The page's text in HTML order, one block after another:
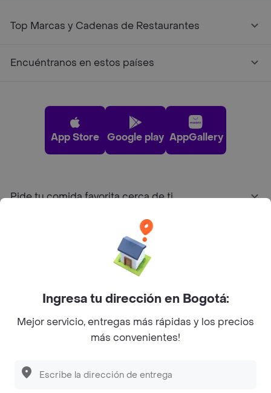
Top Marcas y Cadenas de Restaurantes
Encuéntranos en estos países
App Store Google play AppGallery
Pide tu comida favorita cerca de ti
Sobre Rappi
Facebook
Twitter
Instagram
©2026Rappi Inc. All rights reserved.
Ingresa tu dirección en Bogotá:
Mejor servicio, entregas más rápidas y los precios
más convenientes!